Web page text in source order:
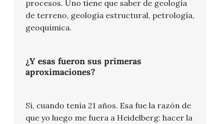
procesos. Uno tiene que saber de geología
de terreno, geología estructural, petrología,
geoquímica.
¿Y esas fueron sus primeras
aproximaciones?
Sí, cuando tenía 21 años. Esa fue la razón de
que yo luego me fuera a Heidelberg: hacer la